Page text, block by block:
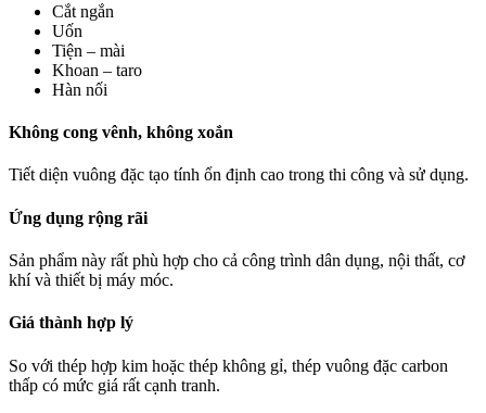
Cắt ngắn
Uốn
Tiện – mài
Khoan – taro
Hàn nối
Không cong vênh, không xoắn
Tiết diện vuông đặc tạo tính ổn định cao trong thi công và sử dụng.
Ứng dụng rộng rãi
Sản phẩm này rất phù hợp cho cả công trình dân dụng, nội thất, cơ
khí và thiết bị máy móc.
Giá thành hợp lý
So với thép hợp kim hoặc thép không gỉ, thép vuông đặc carbon
thấp có mức giá rất cạnh tranh.